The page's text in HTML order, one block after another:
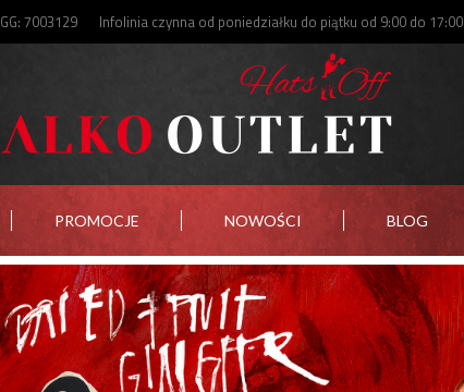
GG: 7003129 Infolinia czynna od poniedziałku do piątku od 9:00 do 17:00
PROMOCJE NOWOŚCI BLOG